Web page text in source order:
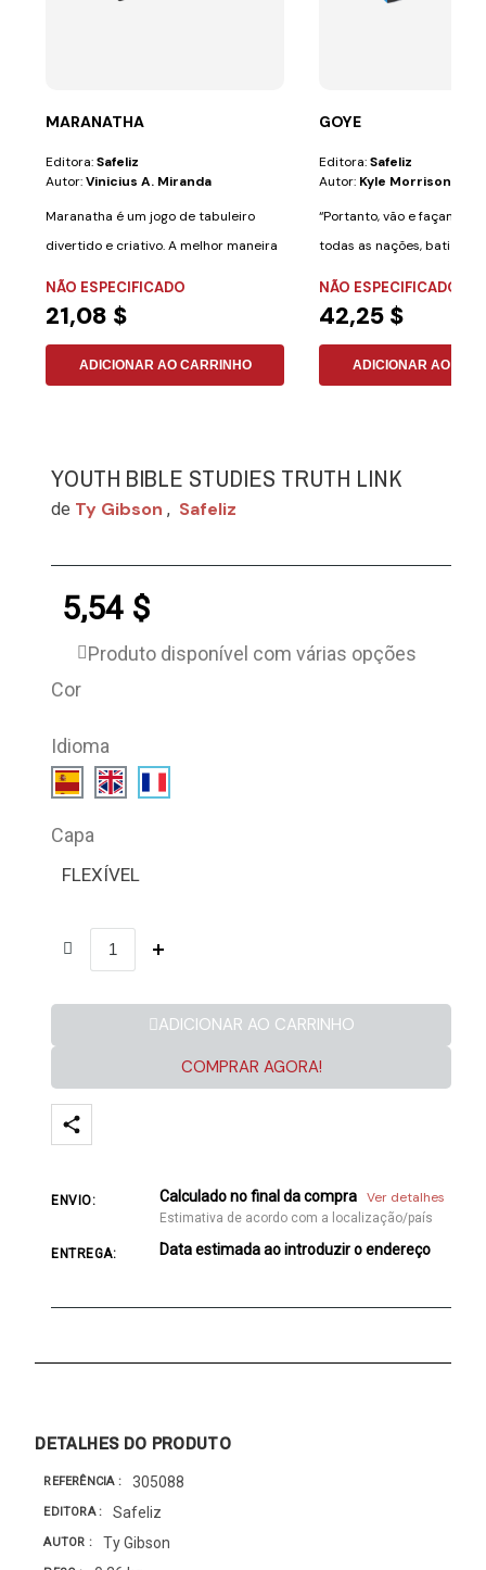
MARANATHA
Editora:Safeliz
Autor:Vinicius A. Miranda
Maranatha é um jogo de tabuleiro
divertido e criativo. A melhor maneira
NÃO ESPECIFICADO
21,08 $
ADICIONAR AO CARRINHO
GOYE
Editora:Safeliz
Autor: Kyle Morrison
“Portanto, vão e façam
todas as nações,
NÃO ESPECIFICADO
42,25 $
ADICIONAR AO
YOUTH BIBLE STUDIES TRUTH LINK
de Ty Gibson , Safeliz
5,54 $
Produto disponível com várias opções
Cor
Idioma
Capa
FLEXÍVEL
ADICIONAR AO CARRINHO
COMPRAR AGORA!
ENVIO: Calculado no final da compra Ver detalhes
Estimativa de acordo com a localização/país
ENTREGA: Data estimada ao introduzir o endereço
DETALHES DO PRODUTO
REFERÊNCIA 305088
EDITORA Safeliz
AUTOR Ty Gibson